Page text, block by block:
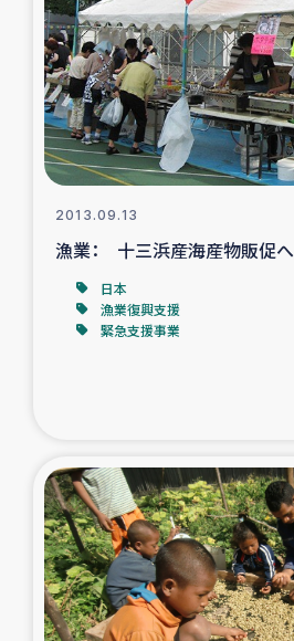
大雨による洪水被
カカオ生産者支
シリア国内避難民・帰還
トルコにおけるシリア
インドネシア中部 スラウェシの
スリランカ ムライティブ県帰
スリランカ南部洪水
スリランカの南北女性をつなぐサ
ジェクト
復興支援事
2013.09.13
漁業： 十三浜産海産物販促
日本
漁業復興支援
緊急支援事業